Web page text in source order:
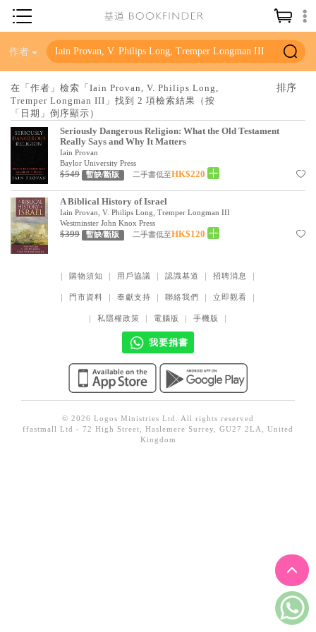
神學／教義
聖經
信仰入門
教會歷史
靈修／禱告
信徒生活
教會事工
社會／倫理
哲學／宗教比較
童書
其他
作者
在「作者」檢索「Iain Provan, V. Philips Long,
Tremper Longman III」找到 2 項檢索結果（按
「日期」倒序顯示）
Seriously Dangerous Religion: What the Old Testament
Really Says and Why It Matters
Iain Provan
Baylor University Press
$549 暫缺/斷版 二手書低至HK$220
A Biblical History of Israel
Iain Provan, V. Philips Long, Tremper Longman III
Westminster John Knox Press
$399 暫缺/斷版 二手書低至HK$120
｜ 購物須知 ｜ 用戶協議 ｜ 認識基道 ｜ 招聘消息 ｜
｜ 門市資料 ｜ 奉獻支持 ｜ 聯絡我們 ｜ 立即觀看 ｜
｜ 私隱權政策 ｜ 電腦版 ｜ 手機版 ｜
我要捐書
© 2026 Logos Ministries Ltd. All rights reserved
ffastmall Ltd - 72 High Street, Haslemere Surrey, GU27 2LA, United
Kingdom